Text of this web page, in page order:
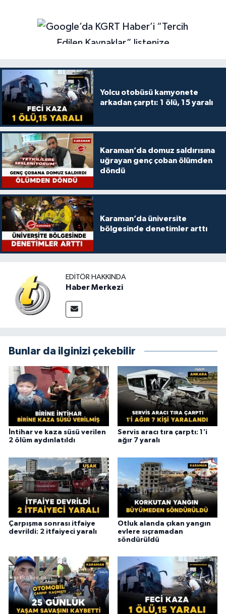
Yolcu otobüsü kamyonete
arkadan çarptı: 1 ölü, 15 yaralı
Karaman’da domuz saldırısına
uğrayan genç çoban ölümden
döndü
Karaman’da üniversite
bölgesinde denetimler arttı
EDITÖR HAKKINDA
Haber Merkezi
Bunlar da ilginizi çekebilir
İntihar ve kaza süsü verilen
2 ölüm aydınlatıldı
Servis aracı tıra çarptı: 1'i
ağır 7 yaralı
Çarpışma sonrası itfaiye
devrildi: 2 itfaiyeci yaralı
Otluk alanda çıkan yangın
evlere sıçramadan
söndürüldü